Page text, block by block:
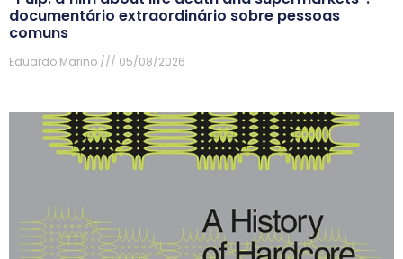
documentário extraordinário sobre pessoas
comuns
Eduardo Marino 05/08/2026